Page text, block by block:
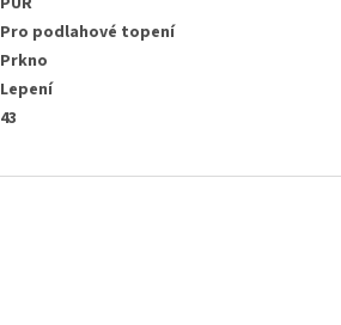
Pro podlahové topení
Prkno
Lepení
43